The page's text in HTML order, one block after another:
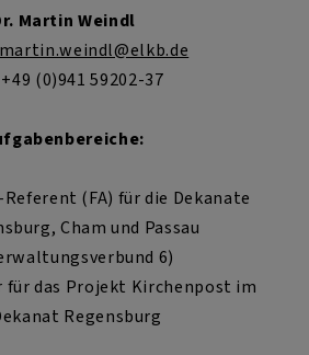
Martin Weindl
martin.weindl@elkb.de
(0)941 59202-37
(FA) für die Dekanate
Cham und Passau
6)
das Projekt Kirchenpost im
Regensburg